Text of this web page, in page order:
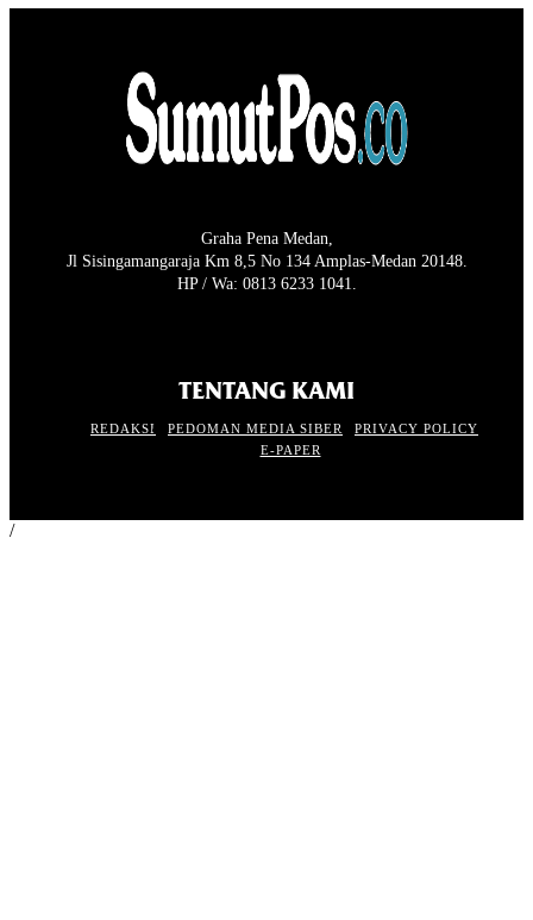
Graha Pena Medan,
Jl Sisingamangaraja Km 8,5 No 134 Amplas-Medan 20148.
HP / Wa: 0813 6233 1041.
TENTANG KAMI
REDAKSI PEDOMAN MEDIA SIBER
PRIVACY POLICY
E-PAPER
/